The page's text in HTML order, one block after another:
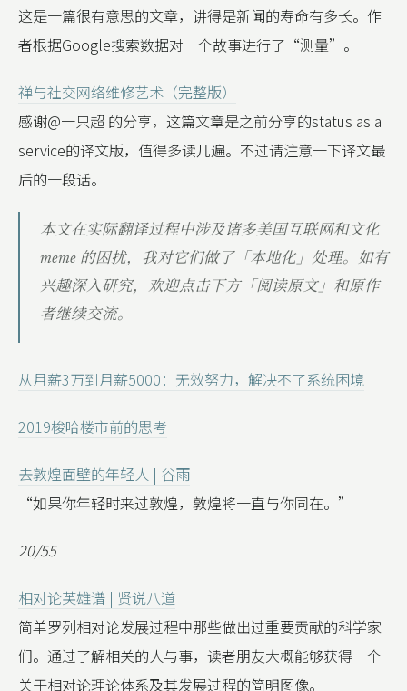
这是一篇很有意思的文章，讲得是新闻的寿命有多长。作
者根据Google搜索数据对一个故事进行了“测量”。
禅与社交网络维修艺术（完整版）
感谢@一只超 的分享，这篇文章是之前分享的status as a
service的译文版，值得多读几遍。不过请注意一下译文最
后的一段话。
本文在实际翻译过程中涉及诸多美国互联网和文化
meme 的困扰，我对它们做了「本地化」处理。如有
兴趣深入研究，欢迎点击下方「阅读原文」和原作
者继续交流。
从月薪3万到月薪5000：无效努力，解决不了系统困境
2019梭哈楼市前的思考
去敦煌面壁的年轻人 | 谷雨
“如果你年轻时来过敦煌，敦煌将一直与你同在。”
20/55
相对论英雄谱 | 贤说八道
简单罗列相对论发展过程中那些做出过重要贡献的科学家
们。通过了解相关的人与事，读者朋友大概能够获得一个
关于相对论理论体系及其发展过程的简明图像。